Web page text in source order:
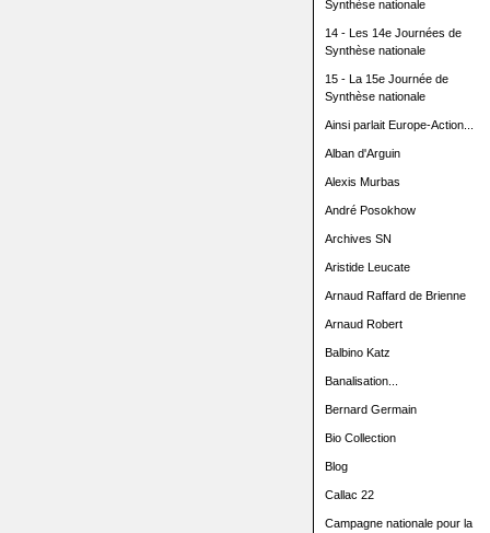
Synthèse nationale
14 - Les 14e Journées de
Synthèse nationale
15 - La 15e Journée de
Synthèse nationale
Ainsi parlait Europe-Action...
Alban d'Arguin
Alexis Murbas
André Posokhow
Archives SN
Aristide Leucate
Arnaud Raffard de Brienne
Arnaud Robert
Balbino Katz
Banalisation...
Bernard Germain
Bio Collection
Blog
Callac 22
Campagne nationale pour la